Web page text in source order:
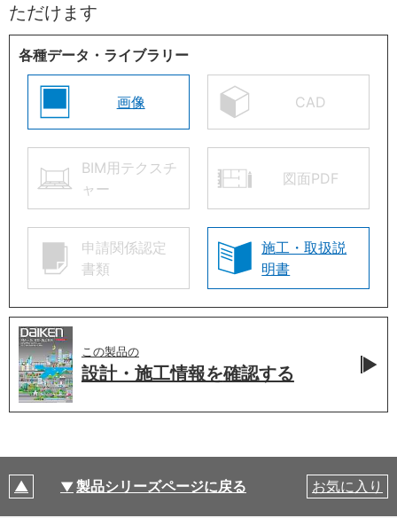
ただけます
各種データ・ライブラリー
画像 CAD
BIM用テクスチ
ャー
図面PDF
申請関係認定
書類
施工・取扱説
明書
この製品の
設計・施工情報を確認する
製品シリーズページに戻る お気に入り